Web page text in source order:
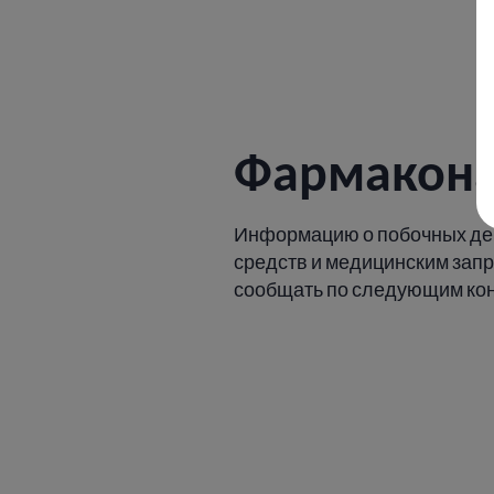
Информацию о побочных
средств и медицинским
сообщать по следующим